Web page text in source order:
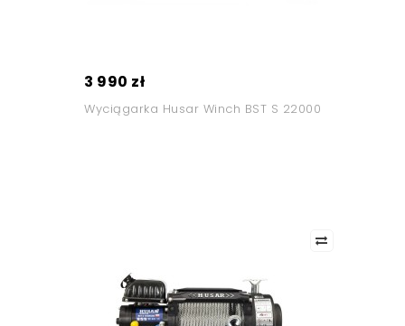
3 990 zł
Wyciągarka Husar Winch BST S 22000